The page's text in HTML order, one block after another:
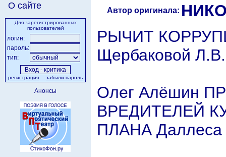
О сайте
Для зарегистрированных
пользователей
логин:
пароль:
тип:
регистрация забыли пароль
Анонсы
Автор оригинала:
РЫЧИТ
Щербаковой Л.В.
Олег Алёшин
ВРЕДИТЕЛЕЙ
ПЛАНА Даллеса